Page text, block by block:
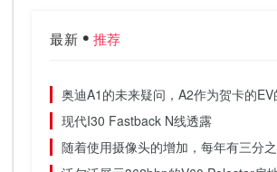
最新 推荐
奥迪A1的未来疑问，A2作为贺卡的
现代I30 Fastback N线透露
随着使用摄像头的增加，每年有三分之